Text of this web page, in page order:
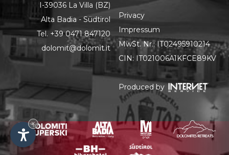
I-39036 La Villa (BZ)
Alta Badia - Südtirol
Tel. +39 0471 847120
dolomit@dolomit.it
Privacy
Impressum
MwSt. Nr.: IT02495910214
CIN: IT021006A1KFCE89KV
Produced by
×